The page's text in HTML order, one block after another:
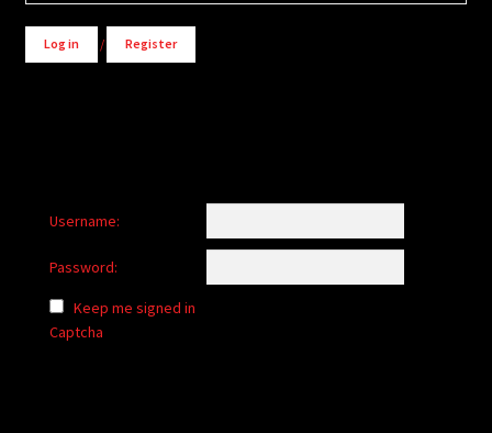
Log in / Register
Username:
Password:
Keep me signed in
Captcha